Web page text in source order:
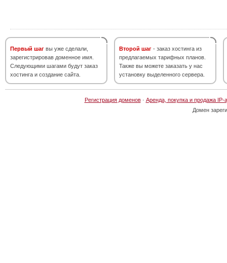
Первый шаг вы уже сделали,
зарегистрировав доменное имя.
Следующими шагами будут заказ
хостинга и создание сайта.
Второй шаг - заказ хостинга из
предлагаемых тарифных планов.
Также вы можете заказать у нас
установку выделенного сервера.
Регистрация доменов· Аренда, покупка и продажа IP-
Домен